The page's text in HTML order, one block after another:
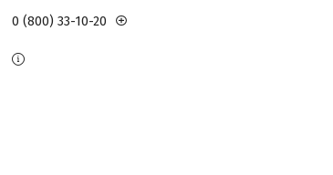
0 (800) 33-10-20